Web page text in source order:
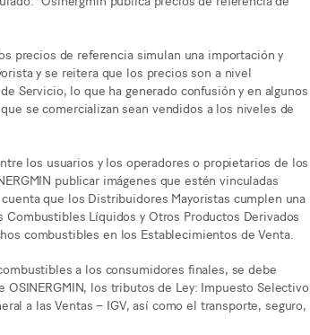
precios de referencia simulan una importación y
y se reitera que los precios son a nivel
Servicio, lo que ha generado confusión y en algunos
se comercializan sean vendidos a los niveles de
los usuarios y los operadores o propietarios de los
publicar imágenes que estén vinculadas
que los Distribuidores Mayoristas cumplen una
Líquidos y Otros Productos Derivados
combustibles en los Establecimientos de Venta.
a los consumidores finales, se debe
los tributos de Ley: Impuesto Selectivo
a las Ventas – IGV, así como el transporte, seguro,